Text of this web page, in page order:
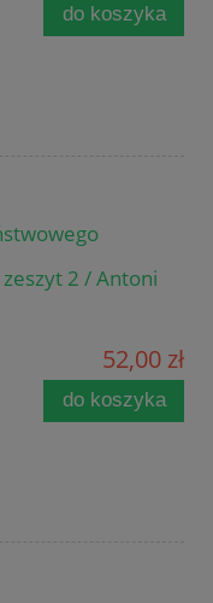
do koszyka
2 / Antoni
52,00 zł
do koszyka